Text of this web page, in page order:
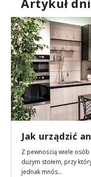
Artykuł
Jak urządzić
Z pewnością wiele
dużym stołem, przy
jednak mnós...